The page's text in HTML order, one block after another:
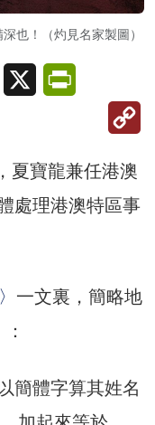
也！（灼見名家製圖）
Line X
夏寶龍兼任港澳
處理港澳特區事
一文裏，簡略地
簡體字算其姓名